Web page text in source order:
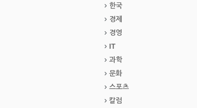
한국
경제
경영
IT
과학
문화
스포츠
칼럼